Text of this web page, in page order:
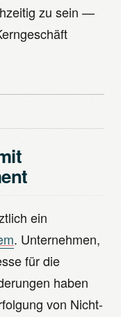
zu sein —
ein
. Unternehmen,
für die
haben
von Nicht-